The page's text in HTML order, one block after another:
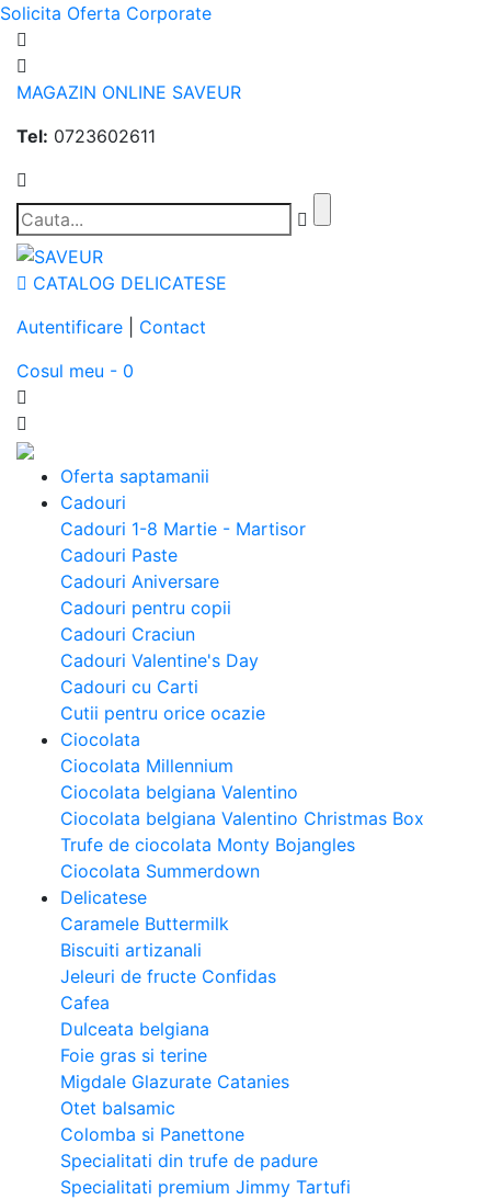
Solicita Oferta Corporate
MAGAZIN ONLINE SAVEUR
Tel: 0723602611
CATALOG DELICATESE
Autentificare
Contact
Cosul meu - 0
Oferta saptamanii
Cadouri
Cadouri 1-8 Martie - Martisor
Cadouri Paste
Cadouri Aniversare
Cadouri pentru copii
Cadouri Craciun
Cadouri Valentine's Day
Cadouri cu Carti
Cutii pentru orice ocazie
Ciocolata
Ciocolata Millennium
Ciocolata belgiana Valentino
Ciocolata belgiana Valentino Christmas Box
Trufe de ciocolata Monty Bojangles
Ciocolata Summerdown
Delicatese
Caramele Buttermilk
Biscuiti artizanali
Jeleuri de fructe Confidas
Cafea
Dulceata belgiana
Foie gras si terine
Migdale Glazurate Catanies
Otet balsamic
Colomba si Panettone
Specialitati din trufe de padure
Specialitati premium Jimmy Tartufi